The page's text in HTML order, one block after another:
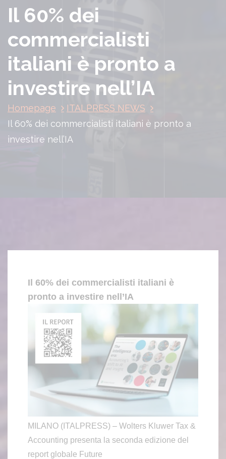
Il 60% dei
commercialisti
italiani è pronto a
investire nell’IA
Homepage
ITALPRESS NEWS
Il 60% dei commercialisti italiani è pronto a
investire nell’IA
Il 60% dei commercialisti italiani è
pronto a investire nell’IA
MILANO (ITALPRESS) – Wolters Kluwer Tax &
Accounting presenta la seconda edizione del
report globale Future